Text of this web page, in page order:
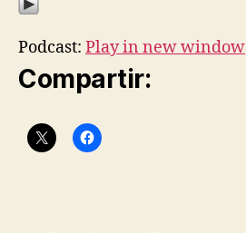
Podcast: Play in new window
Compartir: